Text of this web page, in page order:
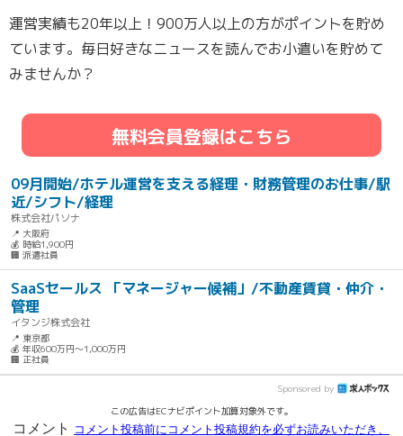
運営実績も20年以上！900万人以上の方がポイントを貯め
ています。毎日好きなニュースを読んでお小遣いを貯めて
みませんか？
無料会員登録はこちら
09月開始/ホテル運営を支える経理・財務管理のお仕事/駅
近/シフト/経理
株式会社パソナ
📍 大阪府
💰 時給1,900円
🏢 派遣社員
SaaSセールス 「マネージャー候補」/不動産賃貸・仲介・
管理
イタンジ株式会社
📍 東京都
💰 年収600万円～1,000万円
🏢 正社員
Sponsored by
この広告はECナビポイント加算対象外です。